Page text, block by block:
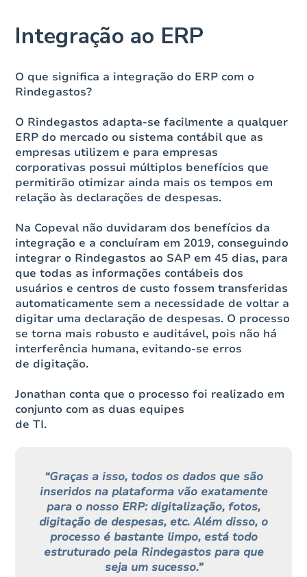
Integração ao ERP
O que significa a integração do ERP com o
Rindegastos?
O Rindegastos adapta-se facilmente a qualquer
ERP do mercado ou sistema contábil que as
empresas utilizem e para empresas
corporativas possui múltiplos benefícios que
permitirão otimizar ainda mais os tempos em
relação às declarações de despesas.
Na Copeval não duvidaram dos benefícios da
integração e a concluíram em 2019, conseguindo
integrar o Rindegastos ao SAP em 45 dias, para
que todas as informações contábeis dos
usuários e centros de custo fossem transferidas
automaticamente sem a necessidade de voltar a
digitar uma declaração de despesas. O processo
se torna mais robusto e auditável, pois não há
interferência humana, evitando-se erros
de digitação.
Jonathan conta que o processo foi realizado em
conjunto com as duas equipes
de TI.
“Graças a isso, todos os dados que são
inseridos na plataforma vão exatamente
para o nosso ERP: digitalização, fotos,
digitação de despesas, etc. Além disso, o
processo é bastante limpo, está todo
estruturado pela Rindegastos para que
seja um sucesso.”